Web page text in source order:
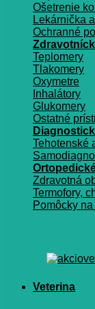
Ošetrenie
Lekárnička
Ochranné
Teplomery
Tlakomery
Oxymetre
Inhalátory
Glukomery
Ostatné
Tehotenské
Zdravotná
Termofory,
Pomôcky
Veterina